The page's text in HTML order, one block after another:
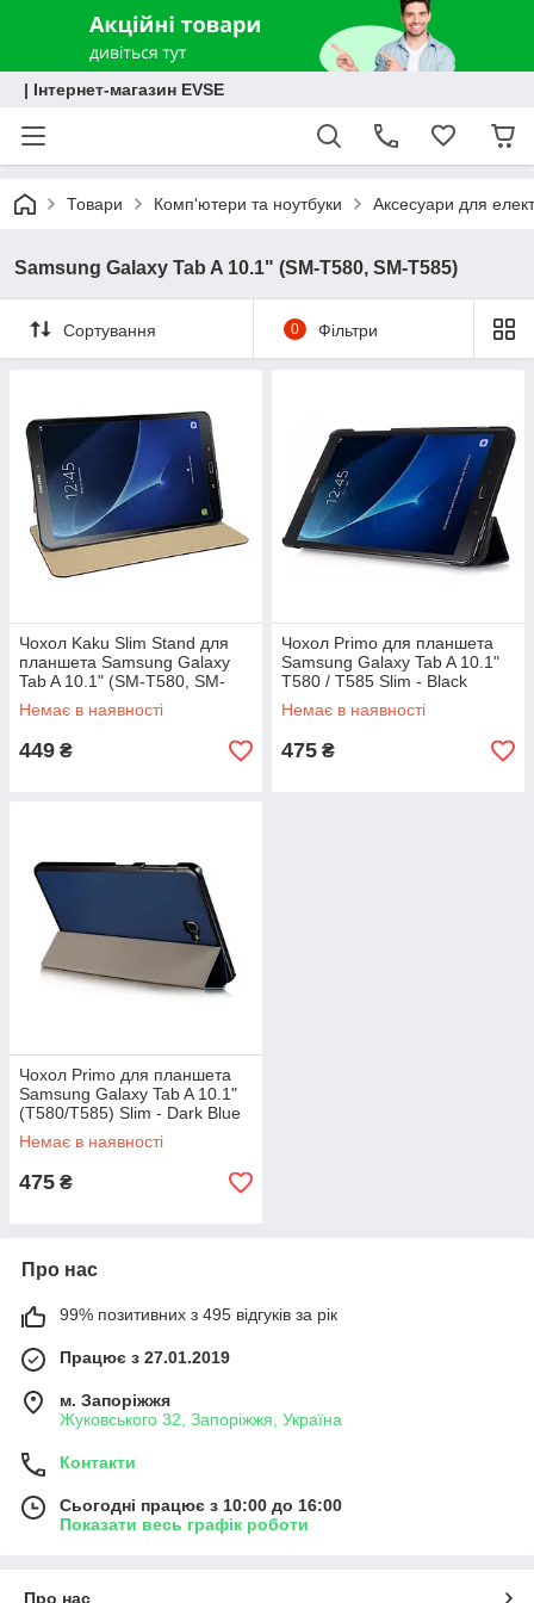
| Інтернет-магазин EVSE
Товари Комп'ютери та ноутбуки Аксесуари для
Samsung Galaxy Tab A 10.1" (SM-T580, SM-T585)
Сортування 0 Фільтри
Чохол Kaku Slim Stand для
планшета Samsung Galaxy
Tab A 10.1" (SM-T580, SM-
T585) - Black
Немає в наявності
449 ₴
Чохол Primo для планшета
Samsung Galaxy Tab A 10.1"
T580 / T585 Slim - Black
Немає в наявності
475 ₴
Чохол Primo для планшета
Samsung Galaxy Tab A 10.1"
(T580/T585) Slim - Dark Blue
Немає в наявності
475 ₴
Про нас
99% позитивних з 495 відгуків за рік
Працює з 27.01.2019
м. Запоріжжя
Жуковського 32, Запоріжжя, Україна
Контакти
Сьогодні працює з 10:00 до 16:00
Показати весь графік роботи
Про нас